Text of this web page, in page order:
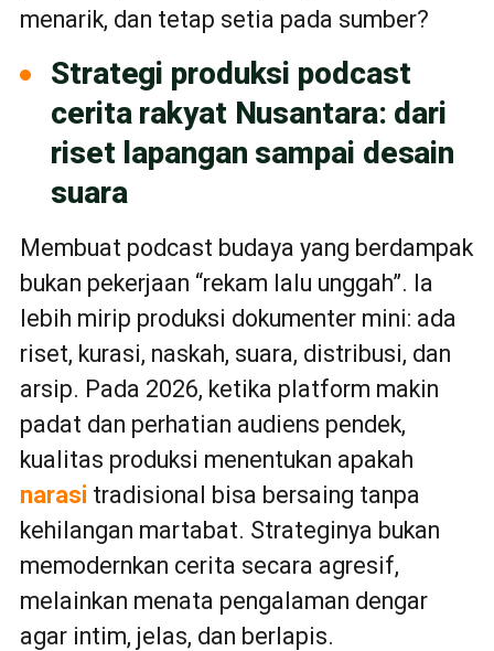
menarik, dan tetap setia pada sumber?
Strategi produksi podcast
cerita rakyat Nusantara: dari
riset lapangan sampai desain
suara
Membuat podcast budaya yang berdampak
bukan pekerjaan “rekam lalu unggah”. Ia
lebih mirip produksi dokumenter mini: ada
riset, kurasi, naskah, suara, distribusi, dan
arsip. Pada 2026, ketika platform makin
padat dan perhatian audiens pendek,
kualitas produksi menentukan apakah
narasi tradisional bisa bersaing tanpa
kehilangan martabat. Strateginya bukan
memodernkan cerita secara agresif,
melainkan menata pengalaman dengar
agar intim, jelas, dan berlapis.